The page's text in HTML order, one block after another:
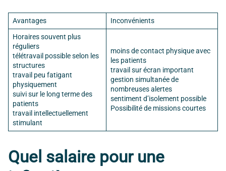
Avantages
Inconvénients
Horaires souvent plus
réguliers
télétravail possible selon les
structures
travail peu fatigant
physiquement
suivi sur le long terme des
patients
travail intellectuellement
stimulant
moins de contact physique avec
les patients
travail sur écran important
gestion simultanée de
nombreuses alertes
sentiment d’isolement possible
Possibilité de missions courtes
Quel salaire pour une